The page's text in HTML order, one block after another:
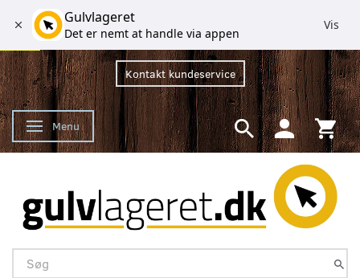
Kontakt kundeservice
Skifte navigation
Menu
Gulvlageret
Det er nemt at handle via appen
Vis